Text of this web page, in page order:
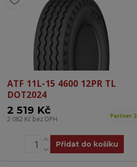
ATF 11L-15 4600 12PR TL
DOT2024
2 519 Kč
2 082 Kč bez DPH Partner 2
Přidat do košíku